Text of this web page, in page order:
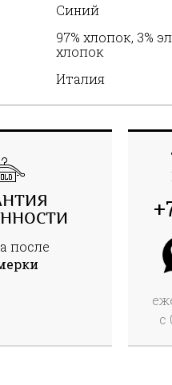
Синий
97% хлопок, 3%
хлопок
Италия
после
с